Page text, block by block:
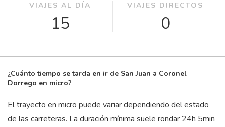
VIAJES AL DÍA
15
VIAJES DIRECTOS
0
¿Cuánto tiempo se tarda en ir de San Juan a Coronel
Dorrego en micro?
El trayecto en micro puede variar dependiendo del estado
de las carreteras. La duración mínima suele rondar 24h 5min